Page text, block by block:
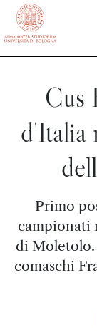
vai al contenuto
Cus
d'Italia
Primo
campionati
di Moletolo.
comaschi